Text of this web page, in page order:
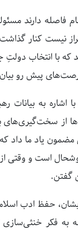
فاصله‌ دارند
نیست کنار
با انتخاب دولتِ
پیش رو
به بیانات
از
مضمون یاد ما
است و وقتی
گفتن.
حفظ ادب
فکر خنثی‌سازی